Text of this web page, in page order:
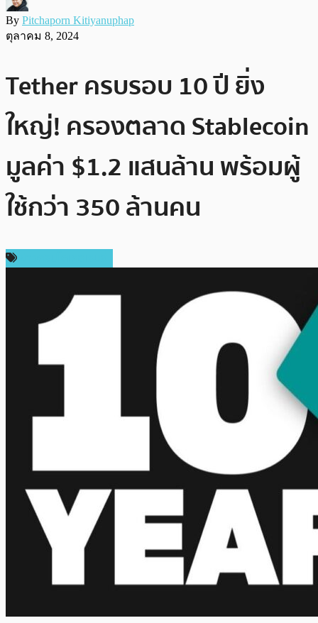
By Pitchaporn Kitiyanuphap
ตุลาคม 8, 2024
Tether ครบรอบ 10 ปี ยิ่ง
ใหญ่! ครองตลาด Stablecoin
มูลค่า $1.2 แสนล้าน พร้อมผู้
ใช้กว่า 350 ล้านคน